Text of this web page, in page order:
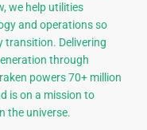
we help utilities
and operations so
transition. Delivering
through
powers 70+ million
is on a mission to
the universe.